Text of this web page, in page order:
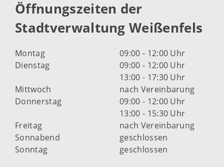
Öffnungszeiten der
Stadtverwaltung Weißenfels
Montag
09:00 - 12:00 Uhr
Dienstag
09:00 - 12:00 Uhr
13:00 - 17:30 Uhr
Mittwoch
nach Vereinbarung
Donnerstag
09:00 - 12:00 Uhr
13:00 - 15:30 Uhr
Freitag
nach Vereinbarung
Sonnabend
geschlossen
Sonntag
geschlossen